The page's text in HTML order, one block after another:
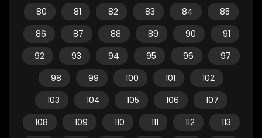
80
81 82 83 84
85
86
87 88 89 90
91
92
93 94 95 96
97
98
99 100 101
102
103
104 105 106
107
108
109 110 111 112
113